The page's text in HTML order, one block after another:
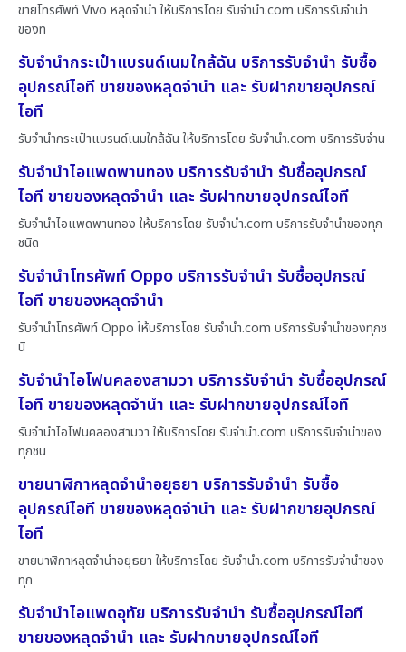
ขายโทรศัพท์ Vivo หลุดจำนำ ให้บริการโดย รับจํานํา.com บริการรับจำนำ
ของท
รับจำนำกระเป๋าแบรนด์เนมใกล้ฉัน บริการรับจำนำ รับซื้อ
อุปกรณ์ไอที ขายของหลุดจำนำ และ รับฝากขายอุปกรณ์
ไอที
รับจำนำกระเป๋าแบรนด์เนมใกล้ฉัน ให้บริการโดย รับจํานํา.com บริการรับจำน
รับจำนำไอแพดพานทอง บริการรับจำนำ รับซื้ออุปกรณ์
ไอที ขายของหลุดจำนำ และ รับฝากขายอุปกรณ์ไอที
รับจำนำไอแพดพานทอง ให้บริการโดย รับจํานํา.com บริการรับจำนำของทุก
ชนิด
รับจำนำโทรศัพท์ Oppo บริการรับจำนำ รับซื้ออุปกรณ์
ไอที ขายของหลุดจำนำ
รับจำนำโทรศัพท์ Oppo ให้บริการโดย รับจํานํา.com บริการรับจำนำของทุกช
นิ
รับจำนำไอโฟนคลองสามวา บริการรับจำนำ รับซื้ออุปกรณ์
ไอที ขายของหลุดจำนำ และ รับฝากขายอุปกรณ์ไอที
รับจำนำไอโฟนคลองสามวา ให้บริการโดย รับจํานํา.com บริการรับจำนำของ
ทุกชน
ขายนาฬิกาหลุดจำนำอยุธยา บริการรับจำนำ รับซื้อ
อุปกรณ์ไอที ขายของหลุดจำนำ และ รับฝากขายอุปกรณ์
ไอที
ขายนาฬิกาหลุดจำนำอยุธยา ให้บริการโดย รับจํานํา.com บริการรับจำนำของ
ทุก
รับจำนำไอแพดอุทัย บริการรับจำนำ รับซื้ออุปกรณ์ไอที
ขายของหลุดจำนำ และ รับฝากขายอุปกรณ์ไอที